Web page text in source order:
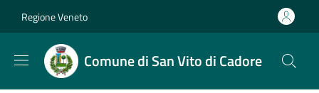
Regione Veneto
Comune di San Vito di Cadore